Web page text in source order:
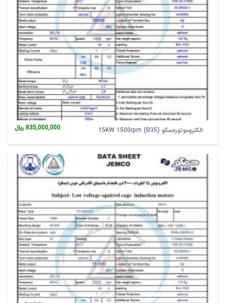
الکتروموتورجمکو 15KW 1500rpm (B35) 835,000,000 ﷼